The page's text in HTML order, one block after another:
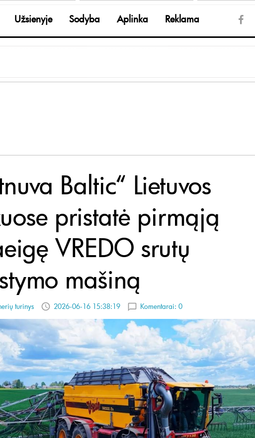
Užsienyje Sodyba Aplinka Reklama
Baltic“ Lietuvos
pristatė pirmąją
VREDO srutų
mašiną
turinys 2026-06-16 15:38:19 Komentarai: 0